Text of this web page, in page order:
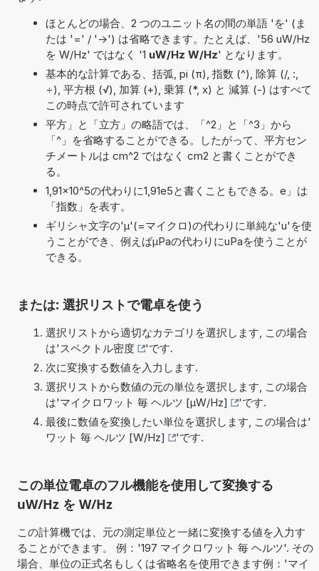
ほとんどの場合、2 つのユニット名の間の単語 'を' (ま
たは '=' / '->') は省略できます。たとえば、'56 uW/Hz
を W/Hz' ではなく '1 uW/Hz W/Hz' となります。
基本的な計算である、括弧, pi (π), 指数 (^), 除算 (/, :,
÷), 平方根 (√), 加算 (+), 乗算 (*, x) と 減算 (-) はすべて
この時点で許可されています
平方」と「立方」の略語では、「^2」と「^3」から
「^」を省略することができる。したがって、平方セン
チメートルは cm^2 ではなく cm2 と書くことができ
る。
1,91×10^5の代わりに1,91e5と書くこともできる。e」は
「指数」を表す。
ギリシャ文字の'μ'(=マイクロ)の代わりに単純な'u'を使
うことができ、例えばµPaの代わりにuPaを使うことが
できる。
または: 選択リストで電卓を使う
選択リストから適切なカテゴリを選択します, この場合
は' スペクトル密度
'です.
次に変換する数値を入力します.
選択リストから数値の元の単位を選択します, この場合
は'マイクロワット 毎 ヘルツ [µW/Hz]
'です.
最後に数値を変換したい単位を選択します, この場合は'
ワット 毎 ヘルツ [W/Hz]
'です.
この単位電卓のフル機能を使用して変換する
uW/Hz を W/Hz
この計算機では、元の測定単位と一緒に変換する値を入力す
ることができます。 例：'197 マイクロワット 毎 ヘルツ'. その
場合、単位の正式名もしくは省略名を使用できます例：'マイ